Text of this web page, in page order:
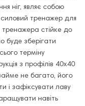
ніг, являє собою
тренажер для
тренажера стійке до
буде зберігати
терміну
з профілів 40х40
не багато, його
і зафіксувати лаву
навіть